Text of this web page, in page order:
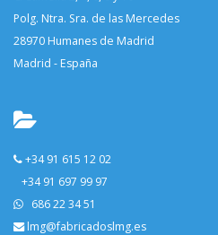
Polg. Ntra. Sra. de las Mercedes
28970 Humanes de Madrid
Madrid - España
+34 91 615 12 02
+34 91 697 99 97
686 22 34 51
lmg@fabricadoslmg.es